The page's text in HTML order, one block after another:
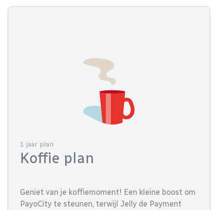
1 jaar plan
Koffie plan
Geniet van je koffiemoment! Een kleine boost om
PayoCity te steunen, terwijl Jelly de Payment